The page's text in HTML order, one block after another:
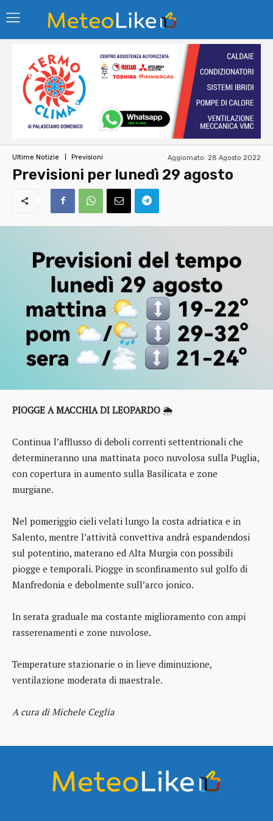
Ultime Notizie Previsioni Aggiornato: 28 Agosto 2022
Previsioni per lunedì 29 agosto
PIOGGE A MACCHIA DI LEOPARDO 🌦️
Continua l’afflusso di deboli correnti settentrionali che
determineranno una mattinata poco nuvolosa sulla Puglia,
con copertura in aumento sulla Basilicata e zone
murgiane.
Nel pomeriggio cieli velati lungo la costa adriatica e in
Salento, mentre l’attività convettiva andrà espandendosi
sul potentino, materano ed Alta Murgia con possibili
piogge e temporali. Piogge in sconfinamento sul golfo di
Manfredonia e debolmente sull’arco jonico.
In serata graduale ma costante miglioramento con ampi
rasserenamenti e zone nuvolose.
Temperature stazionarie o in lieve diminuzione,
ventilazione moderata di maestrale.
A cura di Michele Ceglia